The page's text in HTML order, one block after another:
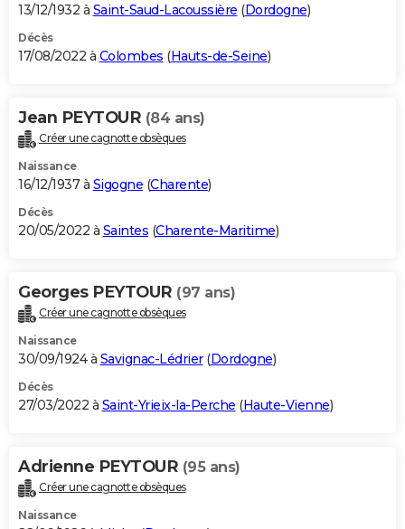
13/12/1932 à Saint-Saud-Lacoussière (Dordogne)
Décès
17/08/2022 à Colombes (Hauts-de-Seine)
Jean PEYTOUR (84 ans)
Créer une cagnotte obsèques
Naissance
16/12/1937 à Sigogne (Charente)
Décès
20/05/2022 à Saintes (Charente-Maritime)
Georges PEYTOUR (97 ans)
Créer une cagnotte obsèques
Naissance
30/09/1924 à Savignac-Lédrier(Dordogne)
Décès
27/03/2022 à Saint-Yrieix-la-Perche (Haute-Vienne)
Adrienne PEYTOUR (95 ans)
Créer une cagnotte obsèques
Naissance